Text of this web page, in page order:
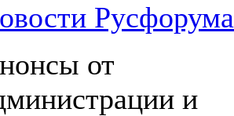
Русфорума
от
и